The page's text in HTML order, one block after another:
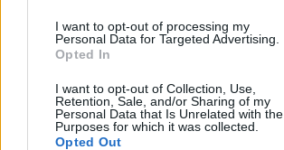
I want to opt-out of processing my
Personal Data for Targeted Advertising.
Opted In
I want to opt-out of Collection, Use,
Retention, Sale, and/or Sharing of my
Personal Data that Is Unrelated with the
Purposes for which it was collected.
Opted Out
Hétfő:09:00 - 17:00
Kedd:09:00 - 17:00
Csütörtök: 09:00 - 17:00
Péntek:09:00 - 17:00
Szombat:zárva
Vasárnap:
zárva